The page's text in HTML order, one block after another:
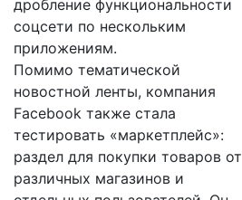
дробление функциональности
соцсети по нескольким
приложениям.
Помимо тематической
новостной ленты, компания
Facebook также стала
тестировать «маркетплейс»:
раздел для покупки товаров от
различных магазинов и